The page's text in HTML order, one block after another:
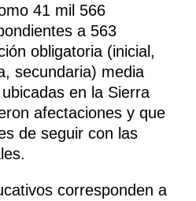
41 mil 566
a 563
obligatoria (inicial,
secundaria) media
en la Sierra
afectaciones y que
de seguir con las
corresponden a